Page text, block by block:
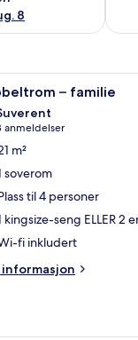
8
minibar, safe på
– familie
av 10
anmeldelser
m²
soverom
til 4 personer
kingsize-seng ELLER 2
fi inkludert